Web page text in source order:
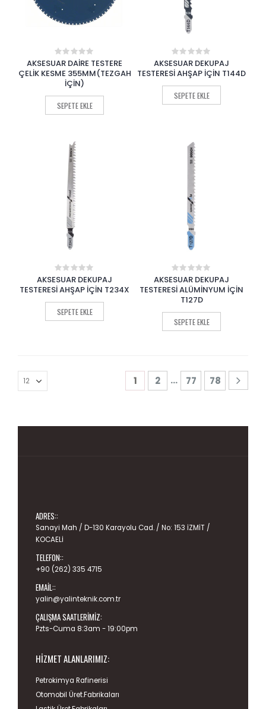
0
out
of
AKSESUAR DAİRE TESTERE
ÇELİK KESME 355MM(TEZGAH
İÇİN)
SEPETE EKLE
0
out
of
5
AKSESUAR DEKUPAJ
TESTERESİ AHŞAP İÇİN T144D
SEPETE EKLE
0
out
of
5
AKSESUAR DEKUPAJ
TESTERESİ AHŞAP İÇİN T234X
SEPETE EKLE
0
out
of
AKSESUAR DEKUPAJ
TESTERESİ ALÜMİNYUM İÇİN
T127D
SEPETE EKLE
1 2 … 77 78
ADRES::
Sanayi Mah / D-130 Karayolu Cad. / No: 153 İZMİT /
KOCAELİ
TELEFON::
+90 (262) 335 4715
EMAIL::
yalin@yalinteknik.com.tr
ÇALIŞMA SAATLERIMIZ:
Pzts-Cuma 8:3am - 19:00pm
HIZMET ALANLARIMIZ:
Petrokimya Rafinerisi
Otomobil Üret.Fabrikaları